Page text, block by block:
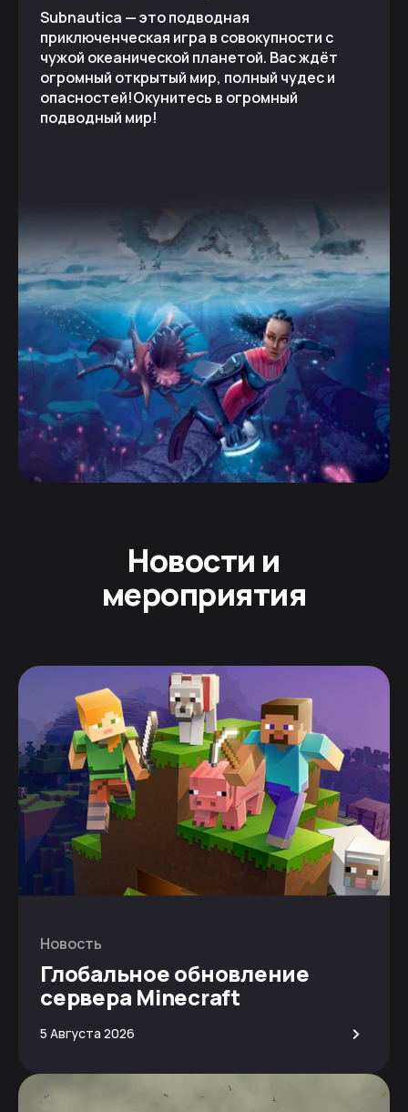
Subnautica — это подводная
приключенческая игра в совокупности с
чужой океанической планетой. Вас ждёт
огромный открытый мир, полный чудес и
опасностей!Окунитесь в огромный
подводный мир!
Новости и
мероприятия
Новость
Глобальное обновление
сервера Minecraft
5 Августа 2026 >